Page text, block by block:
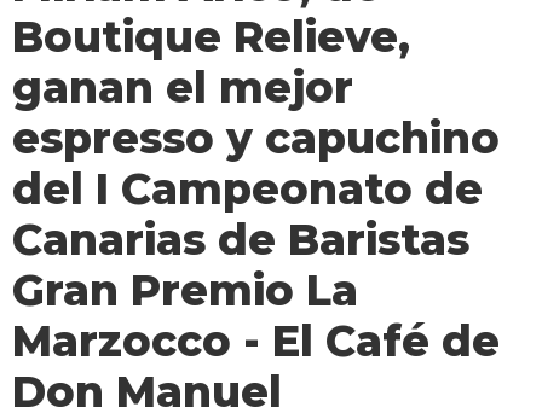
Boutique Relieve,
ganan el mejor
espresso y capuchino
del I Campeonato de
Canarias de Baristas
Gran Premio La
Marzocco - El Café de
Don Manuel